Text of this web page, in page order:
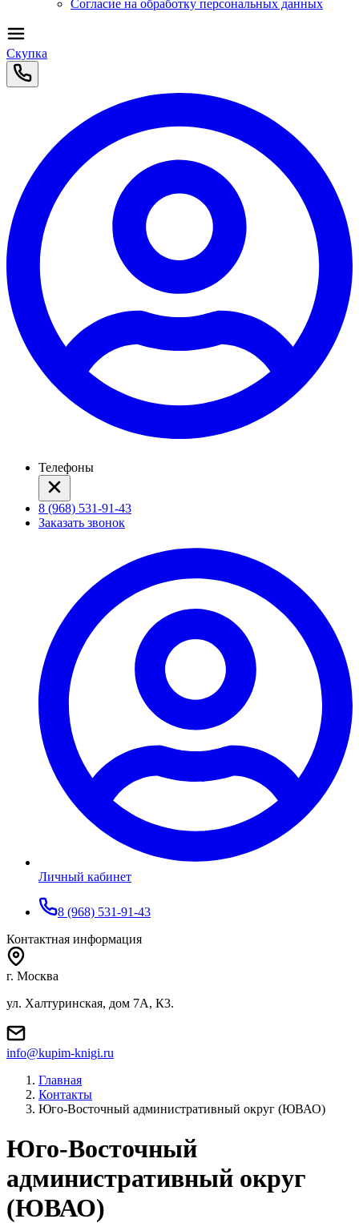
Согласие на обработку персональных данных
Скупка
Телефоны
8 (968) 531-91-43
Заказать звонок
Личный кабинет
8 (968) 531-91-43
Контактная информация
г. Москва
ул. Халтуринская, дом 7А, К3.
info@kupim-knigi.ru
Главная
Контакты
Юго-Восточный административный округ (ЮВАО)
Юго-Восточный
административный округ
(ЮВАО)